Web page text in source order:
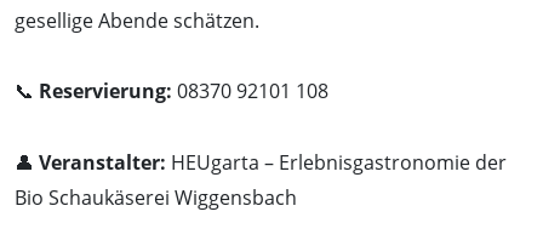
gesellige Abende schätzen.
📞 Reservierung: 08370 92101 108
👤 Veranstalter: HEUgarta – Erlebnisgastronomie der
Bio Schaukäserei Wiggensbach